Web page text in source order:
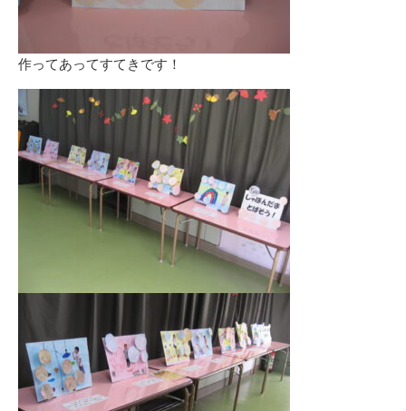
作ってあってすてきです！